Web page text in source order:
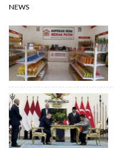
NEWS